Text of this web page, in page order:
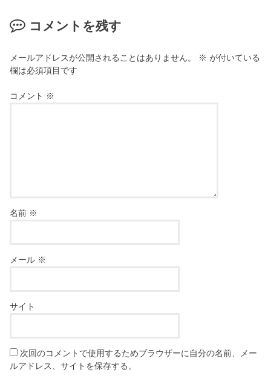
コメントを残す
メールアドレスが公開されることはありません。 ※ が付いている
欄は必須項目です
コメント ※
名前 ※
メール ※
サイト
次回のコメントで使用するためブラウザーに自分の名前、メー
ルアドレス、サイトを保存する。